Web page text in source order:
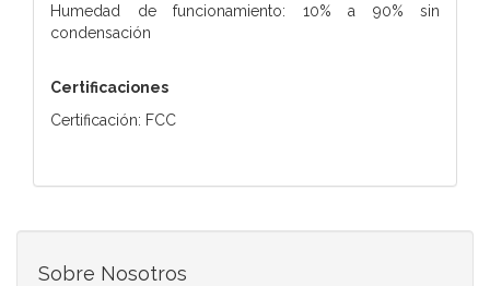
Humedad de funcionamiento: 10% a 90% sin
condensación
Certificaciones
Certificación: FCC
Sobre Nosotros